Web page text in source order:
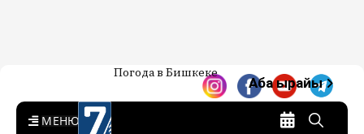
7-канал. Жаңылыктар —
Жаңылыктар — Кыргызстан
Погода в Бишкеке
Аба ырайы
MENU